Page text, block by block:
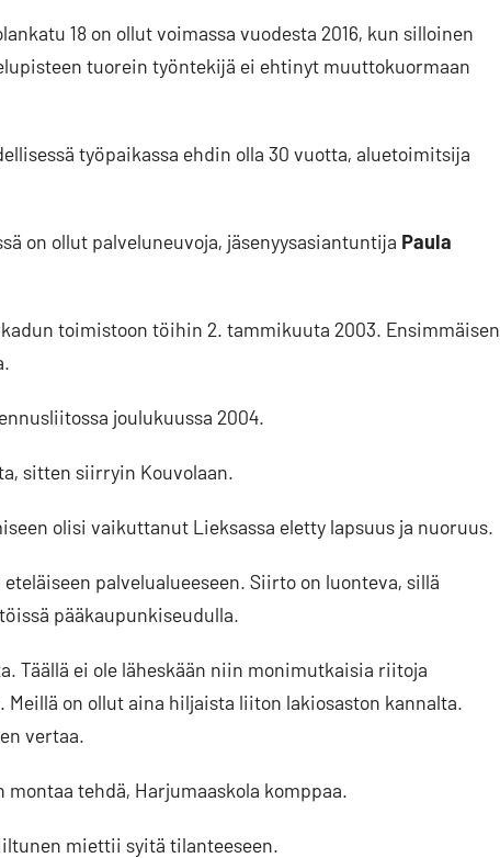
18 on ollut voimassa vuodesta 2016, kun silloinen
tuorein työntekijä ei ehtinyt muuttokuormaan
työpaikassa ehdin olla 30 vuotta, aluetoimitsija
on ollut palveluneuvoja, jäsenyysasiantuntija Paula
toimistoon töihin 2. tammikuuta 2003. Ensimmäisen
joulukuussa 2004.
sitten siirryin Kouvolaan.
olisi vaikuttanut Lieksassa eletty lapsuus ja nuoruus.
palvelualueeseen. Siirto on luonteva, sillä
pääkaupunkiseudulla.
Täällä ei ole läheskään niin monimutkaisia riitoja
on ollut aina hiljaista liiton lakiosaston kannalta.
vertaa.
tehdä, Harjumaaskola komppaa.
miettii syitä tilanteeseen.